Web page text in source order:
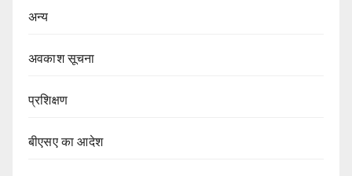
अन्य
अवकाश सूचना
प्रशिक्षण
बीएसए का आदेश